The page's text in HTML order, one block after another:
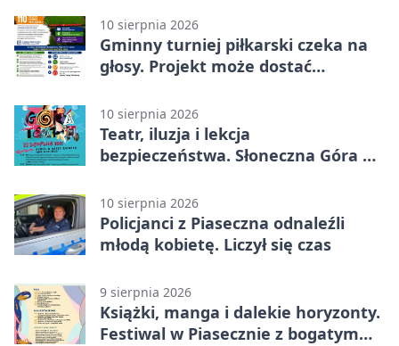
10 sierpnia 2026
Gminny turniej piłkarski czeka na
głosy. Projekt może dostać
10 sierpnia 2026
Teatr, iluzja i lekcja
bezpieczeństwa. Słoneczna Góra na
10 sierpnia 2026
Policjanci z Piaseczna odnaleźli
młodą kobietę. Liczył się czas
9 sierpnia 2026
Książki, manga i dalekie horyzonty.
Festiwal w Piasecznie z bogatym